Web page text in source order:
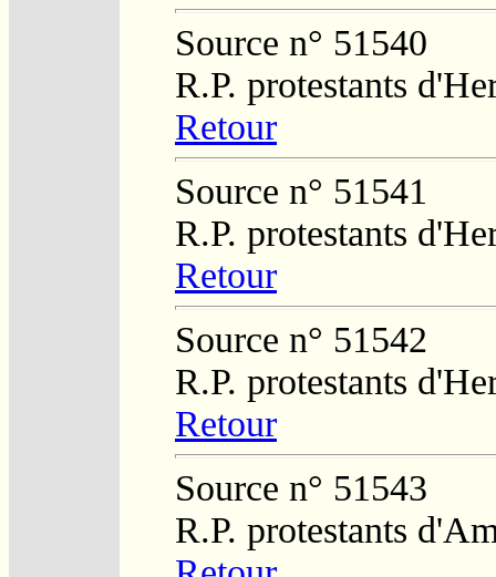
Source n° 51540
R.P. protestants
Retour
Source n° 51541
R.P. protestants
Retour
Source n° 51542
R.P. protestants
Retour
Source n° 51543
R.P. protestants